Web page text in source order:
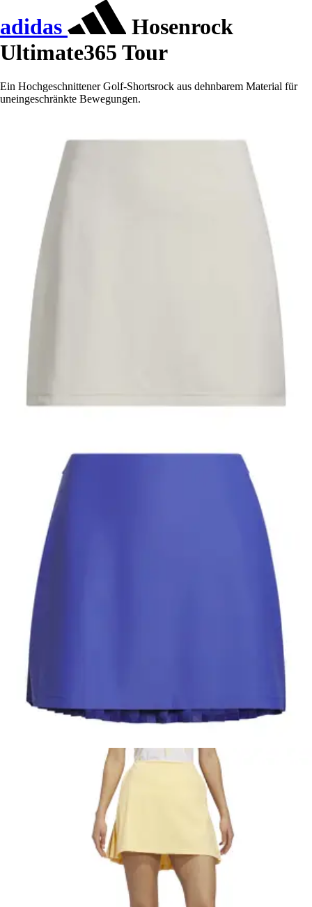
adidas
Hosenrock
Ultimate365 Tour
Ein Hochgeschnittener Golf-Shortsrock aus dehnbarem Material für
uneingeschränkte Bewegungen.